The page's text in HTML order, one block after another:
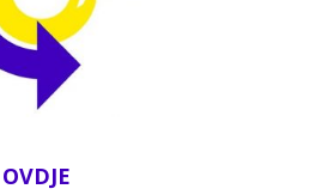
OVDJE